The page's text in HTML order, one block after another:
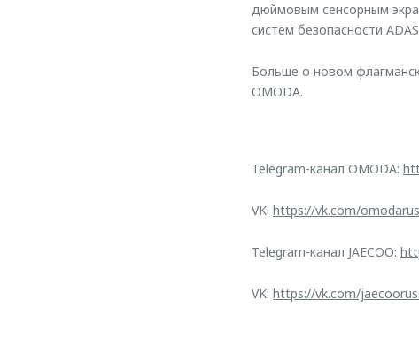
дюймовым сенсорным
систем безопасности
Больше о новом
OMODA.
Telegram-канал OMODA:
VK: https://vk.com/
Telegram-канал JAECOO:
VK: https://vk.com/